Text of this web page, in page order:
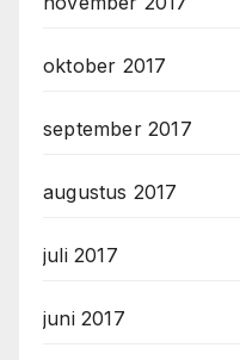
oktober 2017
september 2017
augustus 2017
juli 2017
juni 2017